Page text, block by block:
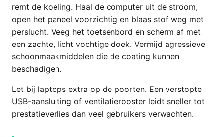
remt de koeling. Haal de computer uit de stroom,
open het paneel voorzichtig en blaas stof weg met
perslucht. Veeg het toetsenbord en scherm af met
een zachte, licht vochtige doek. Vermijd agressieve
schoonmaakmiddelen die de coating kunnen
beschadigen.
Let bij laptops extra op de poorten. Een verstopte
USB-aansluiting of ventilatierooster leidt sneller tot
prestatieverlies dan veel gebruikers verwachten.